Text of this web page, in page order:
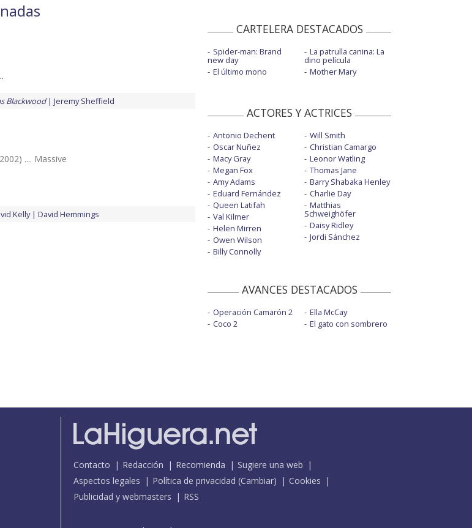
Blackwood Jeremy Sheffield
.... Massive
Kelly David Hemmings
CARTELERA DESTACADOS
Spider-man: Brand
new day
El último mono
La patrulla canina: La
dino película
Mother Mary
ACTORES Y ACTRICES
Antonio Dechent
Oscar Nuñez
Macy Gray
Megan Fox
Amy Adams
Eduard Fernández
Queen Latifah
Val Kilmer
Helen Mirren
Owen Wilson
Billy Connolly
Will Smith
Christian Camargo
Leonor Watling
Thomas Jane
Barry Shabaka Henley
Charlie Day
Matthias
Schweighöfer
Daisy Ridley
Jordi Sánchez
AVANCES DESTACADOS
Operación Camarón 2
Coco 2
Ella McCay
El gato con sombrero
Contacto Redacción Recomienda
Sugiere una web
Aspectos legales
Política de privacidad (Cambiar)
Cookies
Publicidad y webmasters
RSS